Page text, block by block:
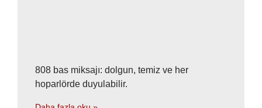
808 bas miksajı: dolgun, temiz ve her
hoparlörde duyulabilir.